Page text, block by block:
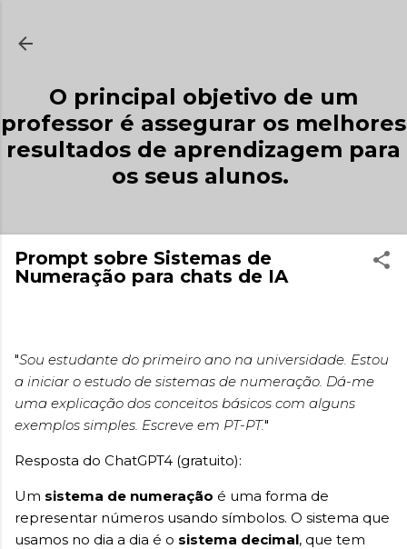
O principal objetivo de um
professor é assegurar os melhores
resultados de aprendizagem para
os seus alunos.
Prompt sobre Sistemas de
Numeração para chats de IA
"Sou estudante do primeiro ano na universidade. Estou
a iniciar o estudo de sistemas de numeração. Dá-me
uma explicação dos conceitos básicos com alguns
exemplos simples. Escreve em PT-PT."
Resposta do ChatGPT4 (gratuito):
Um sistema de numeração é uma forma de
representar números usando símbolos. O sistema que
usamos no dia a dia é o sistema decimal, que tem